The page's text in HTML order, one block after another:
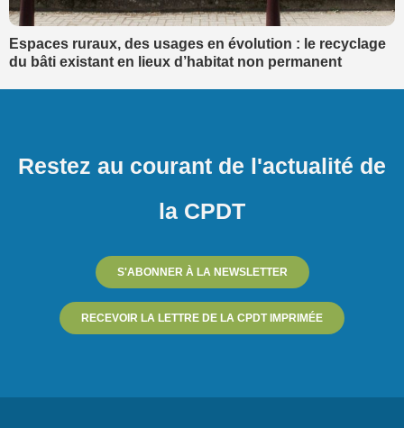
Espaces ruraux, des usages en évolution : le recyclage
du bâti existant en lieux d’habitat non permanent
Restez au courant de l'actualité de
la CPDT
S'ABONNER À LA NEWSLETTER
RECEVOIR LA LETTRE DE LA CPDT IMPRIMÉE